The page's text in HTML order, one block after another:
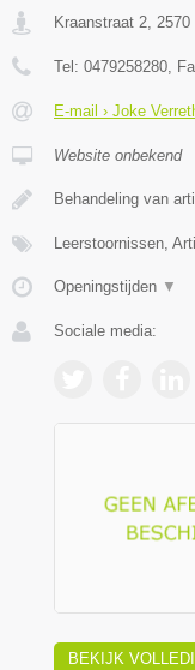
Kraanstraat 2, 2570
Tel: 0479258280,
E-mail › Joke
Website onbekend
Behandeling van
Leerstoornissen,
Openingstijden ▼
Sociale media:
BEKIJK